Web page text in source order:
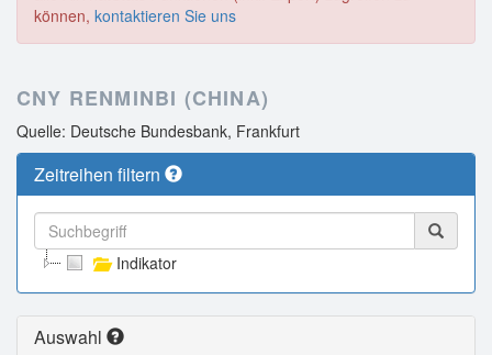
können, kontaktieren Sie uns
CNY RENMINBI (CHINA)
Quelle: Deutsche Bundesbank, Frankfurt
Zeitreihen filtern
Indikator
Auswahl